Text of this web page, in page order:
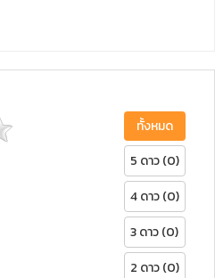
ทั้งหมด
5 ดาว (0)
4 ดาว (0)
3 ดาว (0)
2 ดาว (0)